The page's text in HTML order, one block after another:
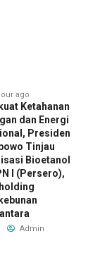
ago
Ketahanan
dan Energi
Presiden
Tinjau
Bioetanol
I (Persero),
Admin